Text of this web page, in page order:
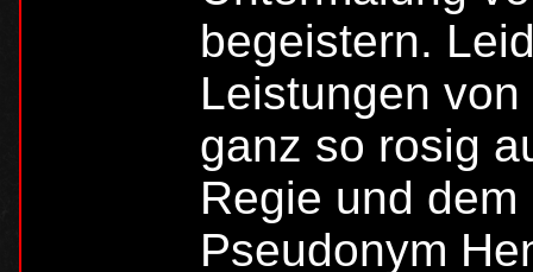
begeistern.
Leistungen
ganz so rosig
Regie und
Pseudonym